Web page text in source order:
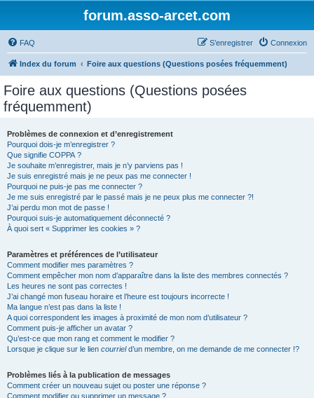
forum.asso-arcet.com
FAQ Connexion
S’enregistrer
Index du forum Foire aux questions (Questions posées fréquemment)
Foire aux questions (Questions posées
fréquemment)
Problèmes de connexion et d’enregistrement
Pourquoi dois-je m’enregistrer ?
Que signifie COPPA ?
Je souhaite m’enregistrer, mais je n’y parviens pas !
Je suis enregistré mais je ne peux pas me connecter !
Pourquoi ne puis-je pas me connecter ?
Je me suis enregistré par le passé mais je ne peux plus me connecter ?!
J’ai perdu mon mot de passe !
Pourquoi suis-je automatiquement déconnecté ?
À quoi sert « Supprimer les cookies » ?
Paramètres et préférences de l’utilisateur
Comment modifier mes paramètres ?
Comment empêcher mon nom d’apparaître dans la liste des membres connectés ?
Les heures ne sont pas correctes !
J’ai changé mon fuseau horaire et l’heure est toujours incorrecte !
Ma langue n’est pas dans la liste !
A quoi correspondent les images à proximité de mon nom d’utilisateur ?
Comment puis-je afficher un avatar ?
Qu’est-ce que mon rang et comment le modifier ?
Lorsque je clique sur le lien courrield’un membre, on me demande de me connecter !?
Problèmes liés à la publication de messages
Comment créer un nouveau sujet ou poster une réponse ?
Comment modifier ou supprimer un message ?